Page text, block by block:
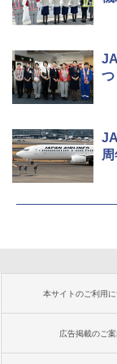
つ
本サイトのご利用
広告掲載のご案